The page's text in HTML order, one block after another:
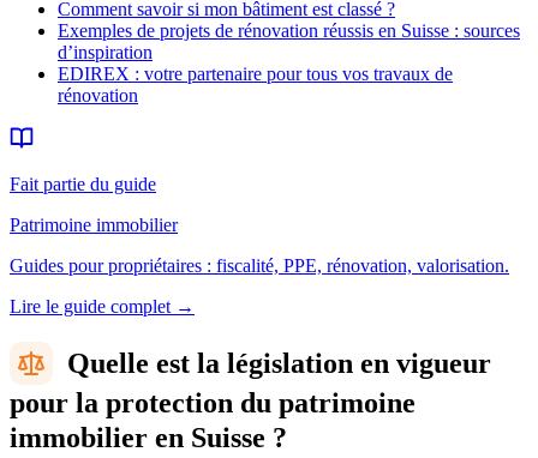
Comment savoir si mon bâtiment est classé ?
Exemples de projets de rénovation réussis en Suisse : sources
d’inspiration
EDIREX : votre partenaire pour tous vos travaux de
rénovation
Fait partie du guide
Patrimoine immobilier
Guides pour propriétaires : fiscalité, PPE, rénovation, valorisation.
Lire le guide complet →
Quelle est la législation en vigueur
pour la protection du patrimoine
immobilier en Suisse ?